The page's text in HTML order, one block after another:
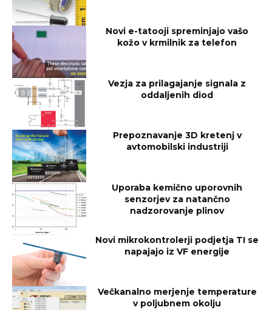
Novi e-tatooji spreminjajo vašo
kožo v krmilnik za telefon
Vezja za prilagajanje signala z
oddaljenih diod
Prepoznavanje 3D kretenj v
avtomobilski industriji
Uporaba kemično uporovnih
senzorjev za natančno
nadzorovanje plinov
Novi mikrokontrolerji podjetja TI se
napajajo iz VF energije
Večkanalno merjenje temperature
v poljubnem okolju